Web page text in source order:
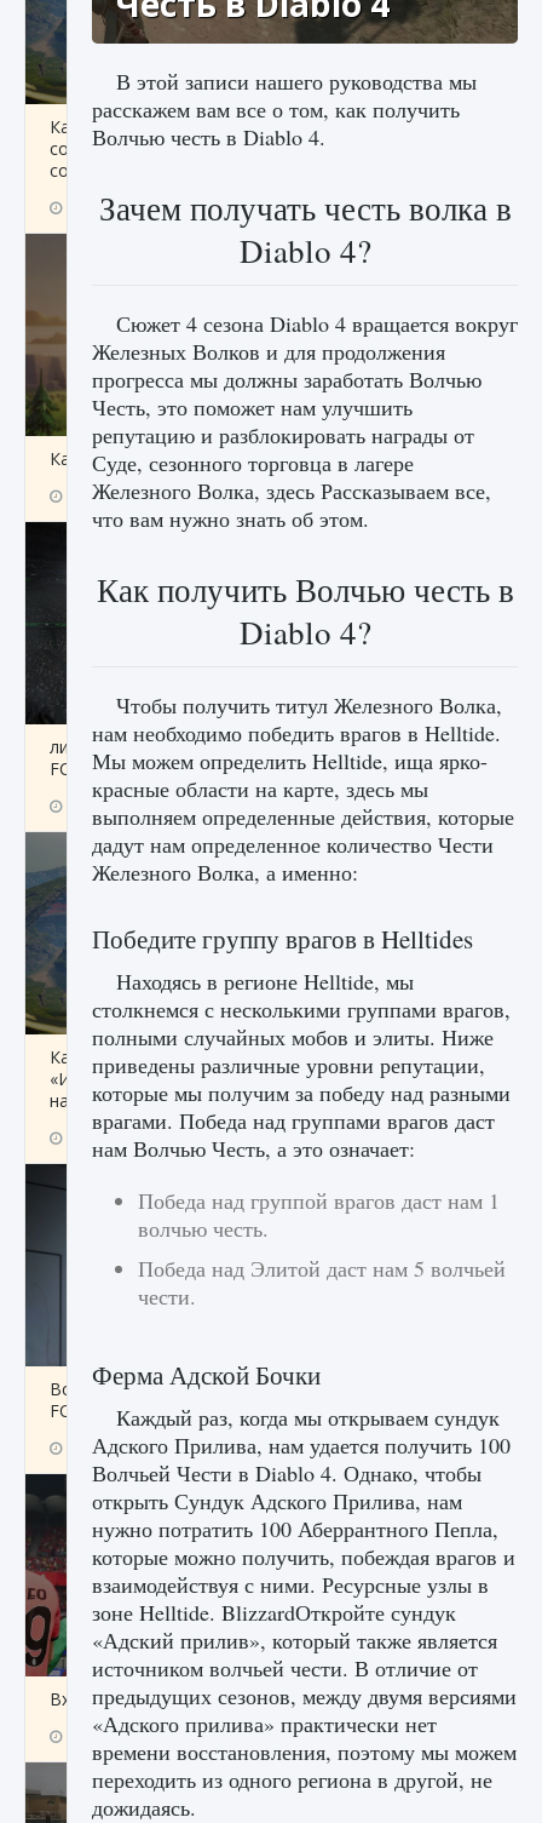
Как исправить ошибку Palworld «Идет
сохранение мира — Невозможно начать
сохранение данных мира»
9 августа 2024 2 511 0 0
Как заработать медали лиги Clash of Clans
9 августа 2024 2 599 0 1
лицензии, лиги, команды и стадионы в EA
FC 25
9 августа 2024 2 395
Как исправить ошибку Palworld EPalworld
«Идет сохранение мира — Невозможно
начать сохранение данных мира»
9 августа 2024 2 711 0
Все новые функции в режиме карьеры EA
FC 25
9 августа 2024 2 096 0 2
Входят ли «Милан» и «Интер» в EA FC 25
9 августа 2024 2 064 0 1
В этой записи нашего руководства мы
расскажем вам все о том, как получить
Волчью честь в Diablo 4.
Зачем получать честь волка в
Diablo 4?
Сюжет 4 сезона Diablo 4 вращается вокруг
Железных Волков и для продолжения
прогресса мы должны заработать Волчью
Честь, это поможет нам улучшить
репутацию и разблокировать награды от
Суде, сезонного торговца в лагере
Железного Волка, здесь Рассказываем все,
что вам нужно знать об этом.
Как получить Волчью честь в
Diablo 4?
Чтобы получить титул Железного Волка,
нам необходимо победить врагов в Helltide.
Мы можем определить Helltide, ища ярко-
красные области на карте, здесь мы
выполняем определенные действия, которые
дадут нам определенное количество Чести
Железного Волка, а именно:
Победите группу врагов в Helltides
Находясь в регионе Helltide, мы
столкнемся с несколькими группами врагов,
полными случайных мобов и элиты. Ниже
приведены различные уровни репутации,
которые мы получим за победу над разными
врагами. Победа над группами врагов даст
нам Волчью Честь, а это означает:
Победа над группой врагов даст нам 1
волчью честь.
Победа над Элитой даст нам 5 волчьей
чести.
Ферма Адской Бочки
Каждый раз, когда мы открываем сундук
Адского Прилива, нам удается получить 100
Волчьей Чести в Diablo 4. Однако, чтобы
открыть Сундук Адского Прилива, нам
нужно потратить 100 Аберрантного Пепла,
которые можно получить, побеждая врагов и
взаимодействуя с ними. Ресурсные узлы в
зоне Helltide. BlizzardОткройте сундук
«Адский прилив», который также является
источником волчьей чести. В отличие от
предыдущих сезонов, между двумя версиями
«Адского прилива» практически нет
времени восстановления, поэтому мы можем
переходить из одного региона в другой, не
дожидаясь.